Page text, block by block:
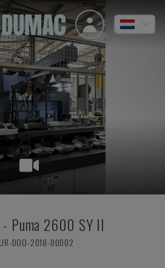
- Puma 2600 SY II
DOO-2018-00002